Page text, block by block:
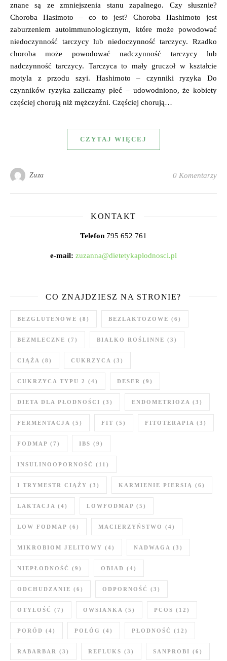
znane są ze zmniejszenia stanu zapalnego. Czy słusznie?
Choroba Hasimoto – co to jest? Choroba Hashimoto jest
zaburzeniem autoimmunologicznym, które może powodować
niedoczynność tarczycy lub niedoczynność tarczycy. Rzadko
choroba może powodować nadczynność tarczycy lub
nadczynność tarczycy. Tarczyca to mały gruczoł w kształcie
motyla z przodu szyi. Hashimoto – czynniki ryzyka Do
czynników ryzyka zaliczamy płeć – udowodniono, że kobiety
częściej chorują niż mężczyźni. Częściej chorują…
CZYTAJ WIĘCEJ
Zuza 0 Komentarzy
KONTAKT
Telefon 795 652 761
e-mail: zuzanna@dietetykaplodnosci.pl
CO ZNAJDZIESZ NA STRONIE?
BEZGLUTENOWE (8) BEZLAKTOZOWE (6)
BEZMLECZNE (7) BIAŁKO ROŚLINNE (3)
CIĄŻA (8) CUKRZYCA (3)
CUKRZYCA TYPU 2 (4) DESER (9)
DIETA DLA PŁODNOŚCI (3) ENDOMETRIOZA (3)
FERMENTACJA (5) FIT (5) FITOTERAPIA (3)
FODMAP (7) IBS (9)
INSULINOOPORNOŚĆ (11)
I TRYMESTR CIĄŻY (3) KARMIENIE PIERSIĄ (6)
LAKTACJA (4) LOWFODMAP (5)
LOW FODMAP (6) MACIERZYŃSTWO (4)
MIKROBIOM JELITOWY (4) NADWAGA (3)
NIEPŁODNOŚĆ (9) OBIAD (4)
ODCHUDZANIE (6) ODPORNOŚĆ (3)
OTYŁOŚĆ (7) OWSIANKA (5) PCOS (12)
PORÓD (4) POŁÓG (4) PŁODNOŚĆ (12)
RABARBAR (3) REFLUKS (3) SANPROBI (6)